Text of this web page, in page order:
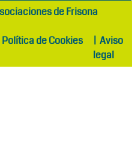
de Frisona
Política de Cookies | Aviso
legal